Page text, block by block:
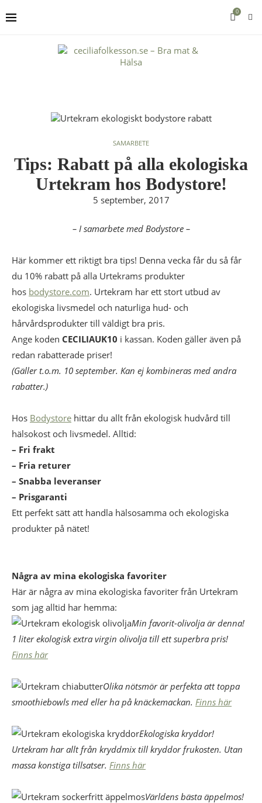
0
SAMARBETE
Tips: Rabatt på alla ekologiska
Urtekram hos Bodystore!
5 september, 2017
– I samarbete med Bodystore –
Här kommer ett riktigt bra tips! Denna vecka får du så får
du 10% rabatt på alla Urtekrams produkter
hos bodystore.com. Urtekram har ett stort utbud av
ekologiska livsmedel och naturliga hud- och
hårvårdsprodukter till väldigt bra pris.
Ange koden CECILIAUK10 i kassan. Koden gäller även på
redan rabatterade priser!
(Gäller t.o.m. 10 september. Kan ej kombineras med andra
rabatter.)
Hos Bodystore hittar du allt från ekologisk hudvård till
hälsokost och livsmedel. Alltid:
– Fri frakt
– Fria returer
– Snabba leveranser
– Prisgaranti
Ett perfekt sätt att handla hälsosamma och ekologiska
produkter på nätet!
Några av mina ekologiska favoriter
Här är några av mina ekologiska favoriter från Urtekram
som jag alltid har hemma:
Min favorit-olivolja är denna!
1 liter ekologisk extra virgin olivolja till ett superbra pris!
Finns här
Olika nötsmör är perfekta att toppa
smoothiebowls med eller ha på knäckemackan. Finns här
Ekologiska kryddor!
Urtekram har allt från kryddmix till kryddor frukosten. Utan
massa konstiga tillsatser. Finns här
Världens bästa äppelmos!